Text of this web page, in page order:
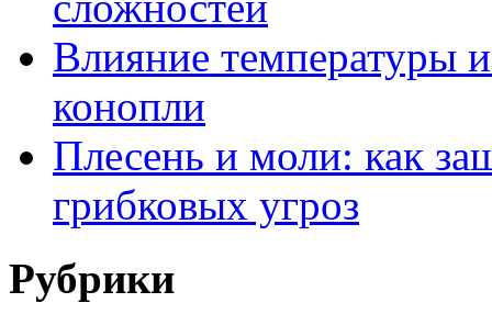
Влияние температуры
конопли
Плесень и моли: как
грибковых угроз
Рубрики